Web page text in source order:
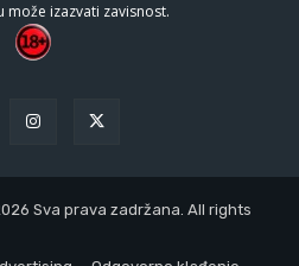
može izazvati zavisnost.
Sva prava zadržana. All rights